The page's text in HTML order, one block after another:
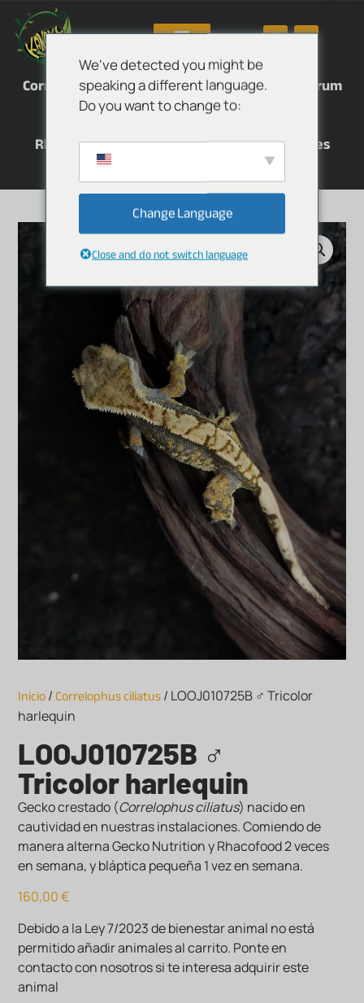
Correlophus ciliatus Correlophus sarasinorum
Mniarogekko chahoua
Rhacodactylus auriculatus
Rhacodactylus leachianus Eurydactylodes
Inicio/Correlophus ciliatus/ LOOJ010725B ♂ Tricolor
harlequin
LOOJ010725B ♂
Tricolor harlequin
Gecko crestado (Correlophus ciliatus) nacido en
cautividad en nuestras instalaciones. Comiendo de
manera alterna Gecko Nutrition y Rhacofood 2 veces
en semana, y bláptica pequeña 1 vez en semana.
160,00€
Debido a la Ley 7/2023 de bienestar animal no está
permitido añadir animales al carrito. Ponte en
contacto con nosotros si te interesa adquirir este
animal
We've detected you might be
speaking a different language.
Do you want to change to:
Change Language
Close and do not switch language